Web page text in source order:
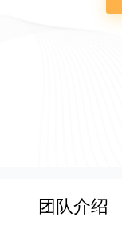
团队介绍